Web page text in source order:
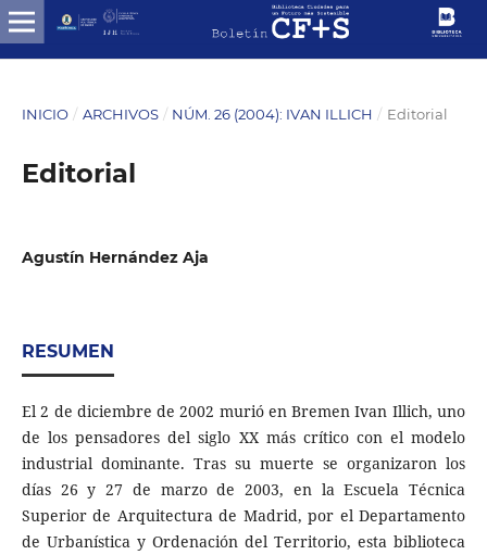
INICIO / ARCHIVOS / NÚM. 26 (2004): IVAN ILLICH / Editorial
Editorial
Agustín Hernández Aja
RESUMEN
El 2 de diciembre de 2002 murió en Bremen Ivan Illich, uno
de los pensadores del siglo XX más crítico con el modelo
industrial dominante. Tras su muerte se organizaron los
días 26 y 27 de marzo de 2003, en la Escuela Técnica
Superior de Arquitectura de Madrid, por el Departamento
de Urbanística y Ordenación del Territorio, esta biblioteca